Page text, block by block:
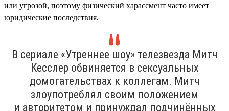
или угрозой, поэтому физический харассмент часто имеет
юридические последствия.
В сериале «Утреннее шоу» телезвезда Митч
Кесслер обвиняется в сексуальных
домогательствах к коллегам. Митч
злоупотреблял своим положением
и авторитетом и принуждал подчинённых